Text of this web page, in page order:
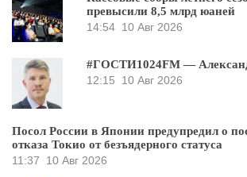
превысили 8,5 млрд юаней
14:54 10 Авг 2026
#ГОСТИ1024FM —
12:15
10 Авг 2026
Посол России в Японии предупредил о
отказа Токио от безъядерного статуса
11:37
10 Авг 2026